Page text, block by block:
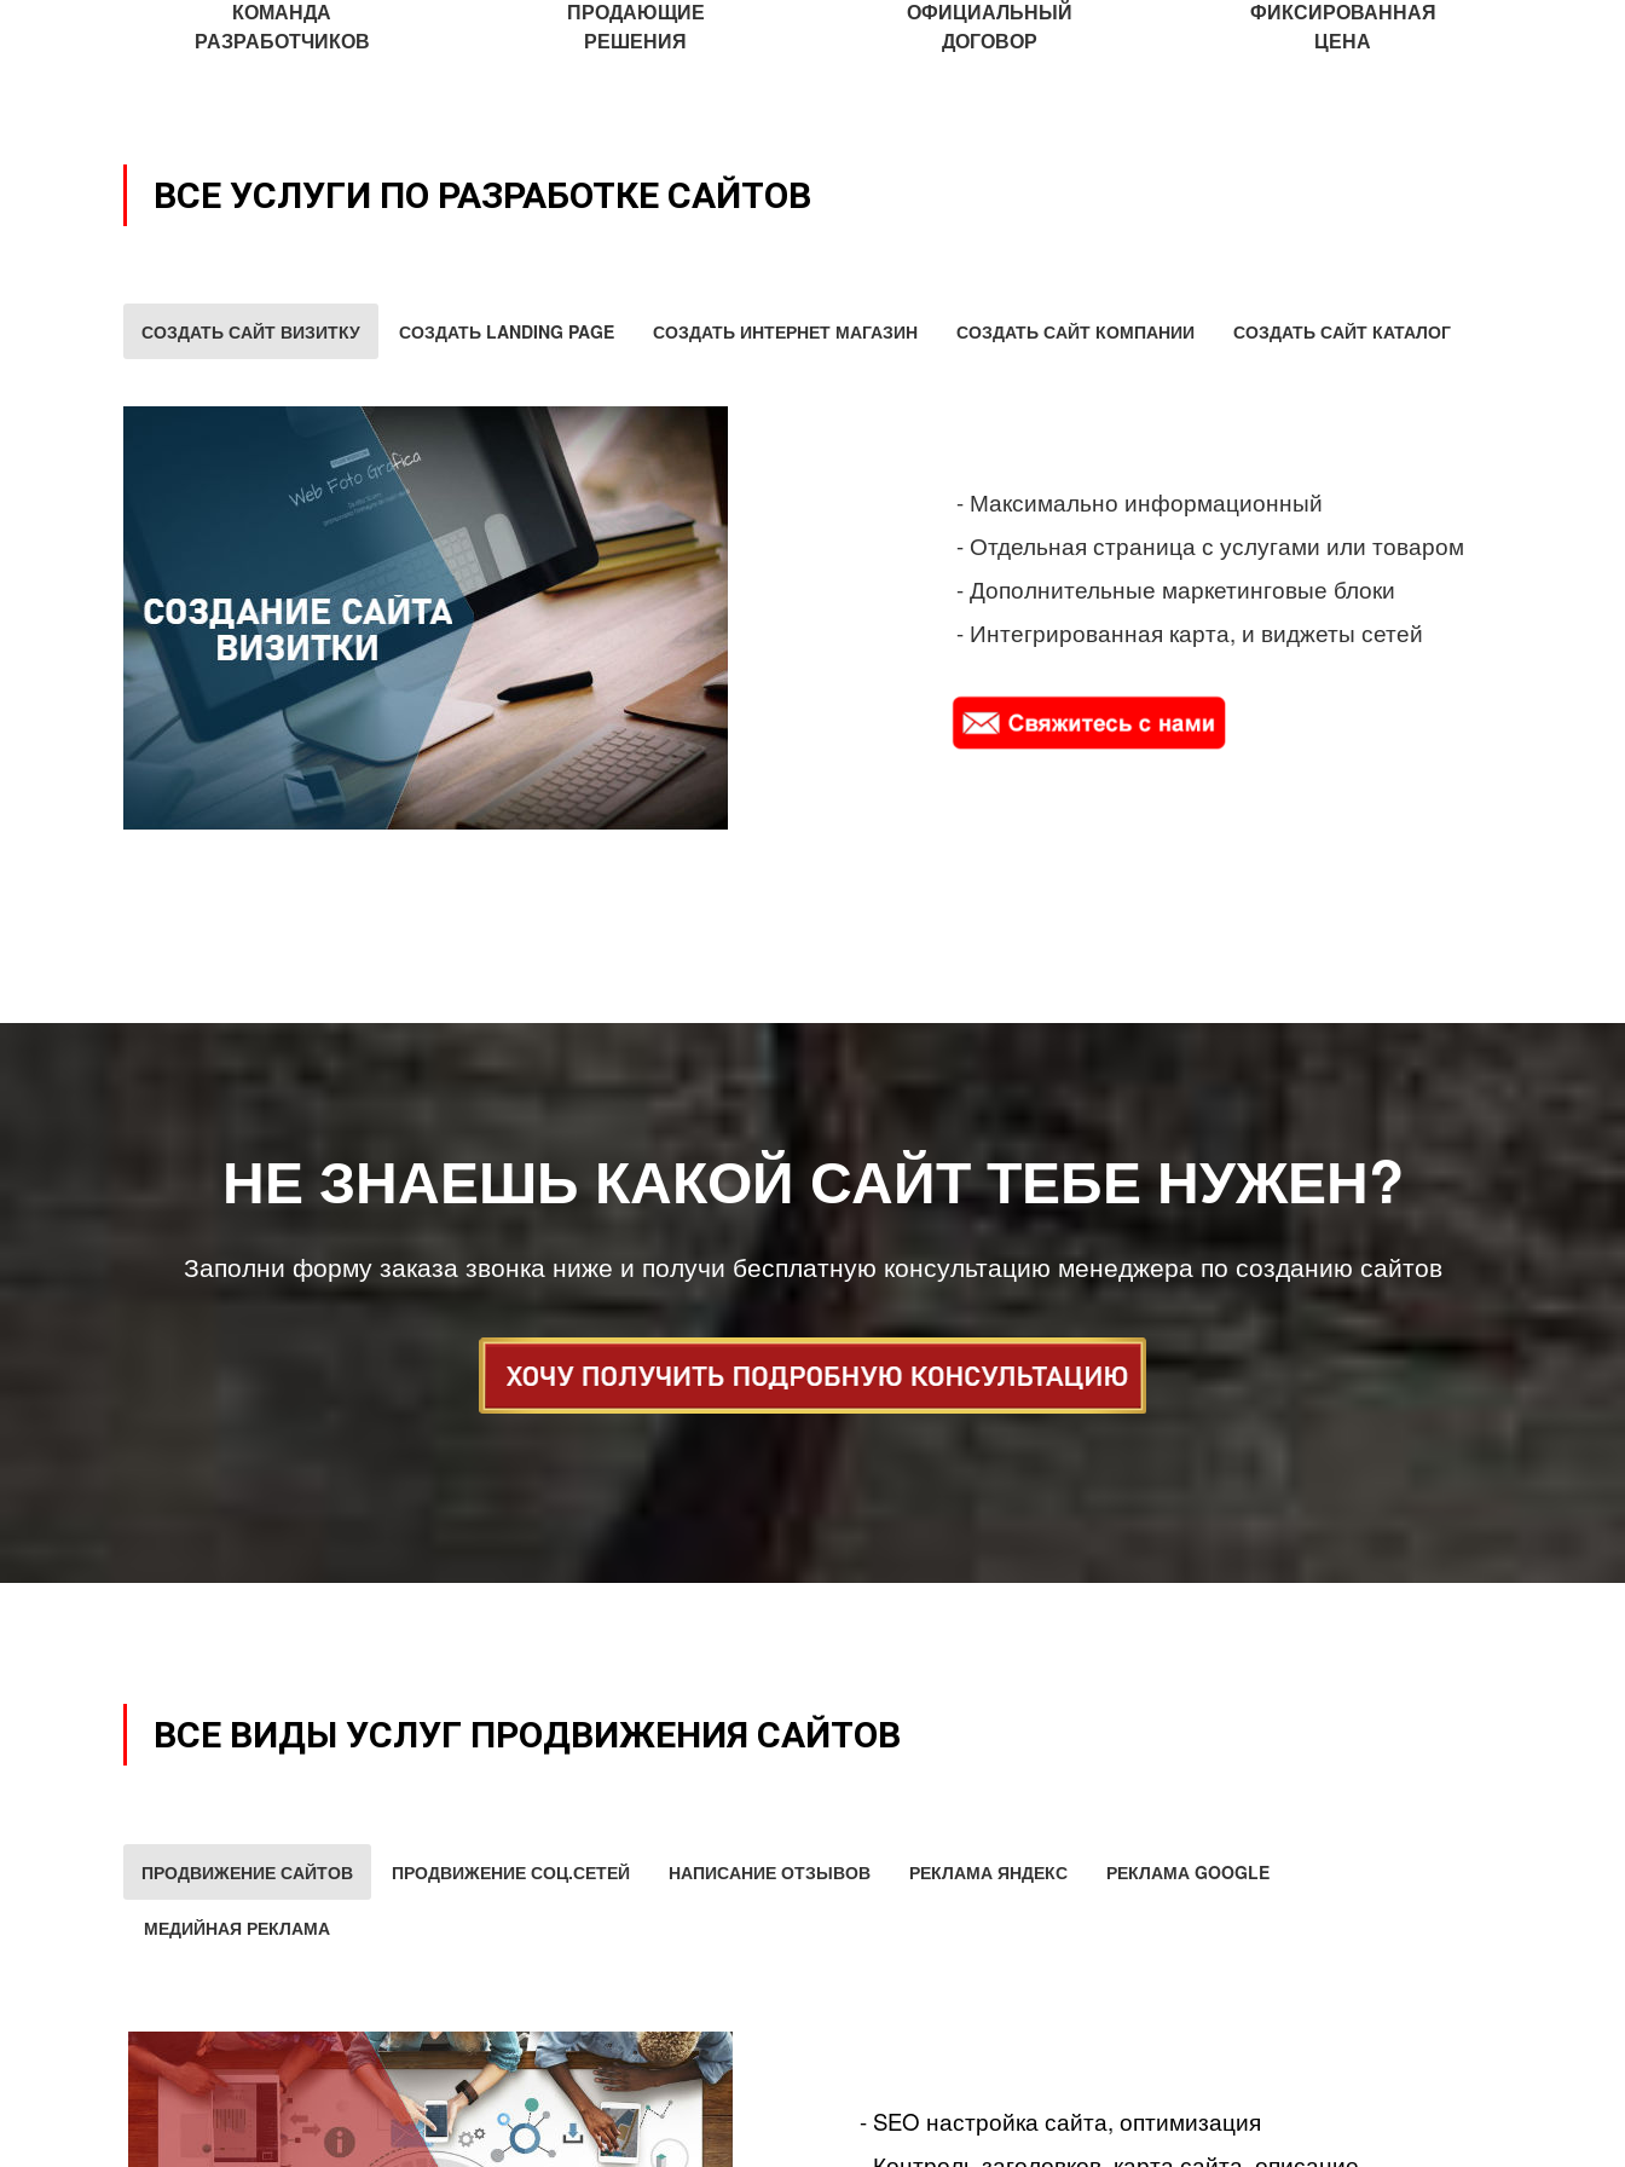
КОМАНДА
РАЗРАБОТЧИКОВ
ПРОДАЮЩИЕ
РЕШЕНИЯ
ОФИЦИАЛЬНЫЙ
ДОГОВОР
ФИКСИРОВАННАЯ
ЦЕНА
ВСЕ УСЛУГИ ПО РАЗРАБОТКЕ САЙТОВ
СОЗДАТЬ САЙТ ВИЗИТКУ СОЗДАТЬ LANDING PAGE СОЗДАТЬ ИНТЕРНЕТ МАГАЗИН СОЗДАТЬ САЙТ КОМПАНИИ СОЗДАТЬ САЙТ КАТАЛОГ
- Максимально информационный
- Отдельная страница с услугами или товаром
- Дополнительные маркетинговые блоки
- Интегрированная карта, и виджеты сетей
НЕ ЗНАЕШЬ КАКОЙ САЙТ ТЕБЕ НУЖЕН?
Заполни форму заказа звонка ниже и получи бесплатную консультацию менеджера по созданию сайтов
ВСЕ ВИДЫ УСЛУГ ПРОДВИЖЕНИЯ САЙТОВ
ПРОДВИЖЕНИЕ САЙТОВ ПРОДВИЖЕНИЕ СОЦ.СЕТЕЙ НАПИСАНИЕ ОТЗЫВОВ РЕКЛАМА ЯНДЕКС РЕКЛАМА GOOGLE
МЕДИЙНАЯ РЕКЛАМА
- SEO настройка сайта, оптимизация